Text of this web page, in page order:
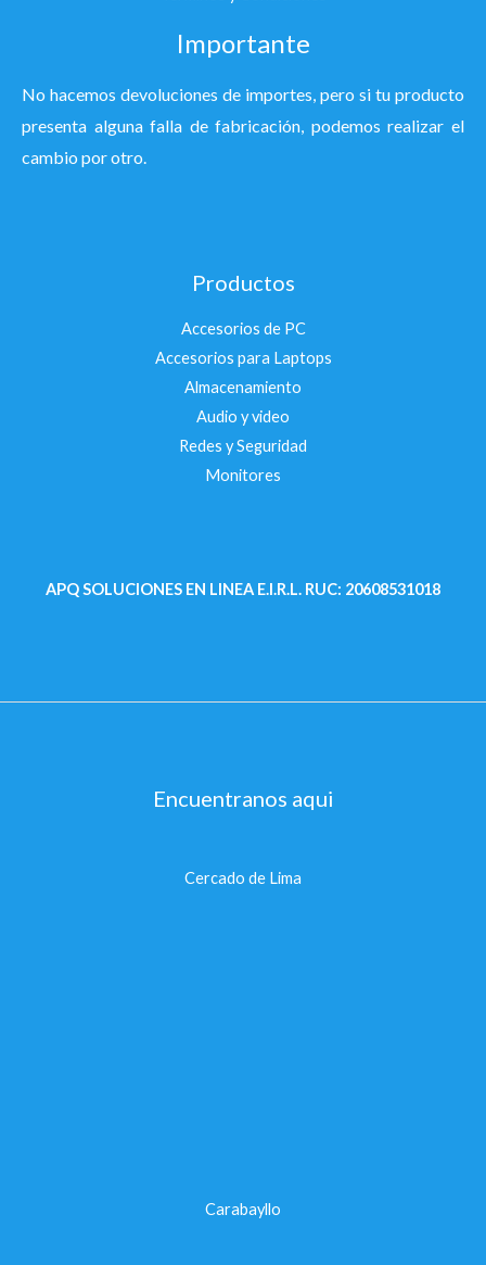
Importante
No hacemos devoluciones de importes, pero si tu producto
presenta alguna falla de fabricación, podemos realizar el
cambio por otro.
Productos
Accesorios de PC
Accesorios para Laptops
Almacenamiento
Audio y video
Redes y Seguridad
Monitores
APQ SOLUCIONES EN LINEA E.I.R.L. RUC: 20608531018
Encuentranos aqui
Cercado de Lima
Carabayllo